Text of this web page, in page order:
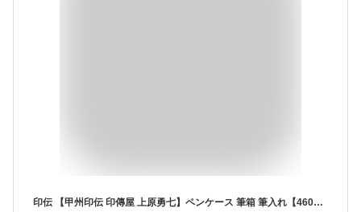
印伝 【甲州印伝 印傳屋 上原勇七】ペンケース 筆箱 筆入れ【4604 網代編 黒地×黒漆】 男性用 メンズ 女性用 レディース 鹿革 本革 レザー シンプル 和柄 ブランド 冬ギフト バレンタイン 贈り物 【YM02】